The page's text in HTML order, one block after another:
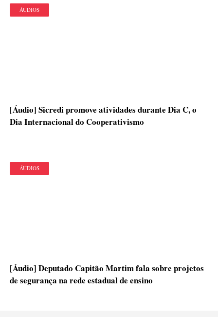
ÁUDIOS
[Áudio] Sicredi promove atividades durante Dia C, o
Dia Internacional do Cooperativismo
ÁUDIOS
[Áudio] Deputado Capitão Martim fala sobre projetos
de segurança na rede estadual de ensino